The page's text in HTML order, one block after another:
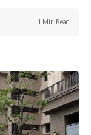
1 Min Read